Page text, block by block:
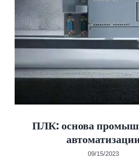
ПЛК: основа
09/15/2023